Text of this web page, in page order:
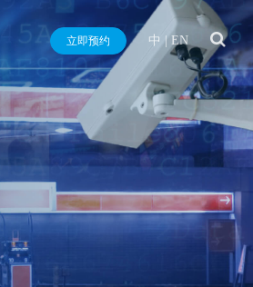
立即预约 中 | EN